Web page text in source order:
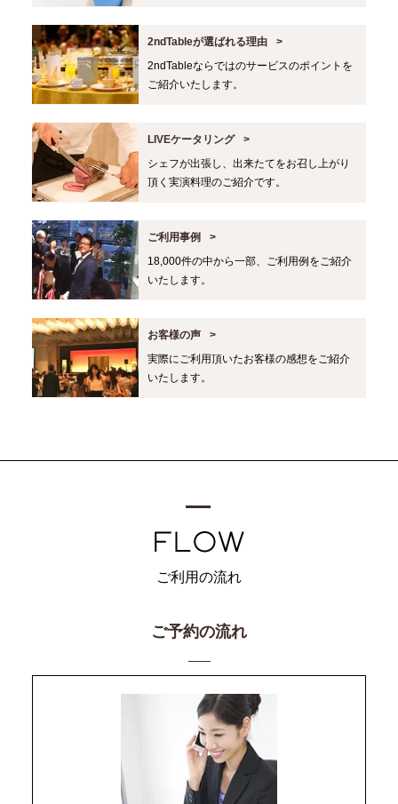
2ndTableが選ばれる理由
2ndTableならではのサービスのポイントを
ご紹介いたします。
LIVEケータリング
シェフが出張し、出来たてをお召し上がり
頂く実演料理のご紹介です。
ご利用事例
18,000件の中から一部、ご利用例をご紹介
いたします。
お客様の声
実際にご利用頂いたお客様の感想をご紹介
いたします。
ご利用の流れ
ご予約の流れ